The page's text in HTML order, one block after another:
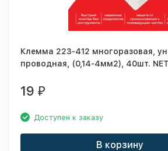
Клемма 223-412 многоразовая,
проводная, (0,14-4мм2), 40шт.
19 ₽
Доступен к заказу
В корзину